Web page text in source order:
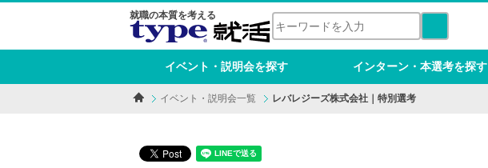
就職の本質を考える
イベント・説明会を探す インターン・本選考を探す
イベント・説明会一覧 レバレジーズ株式会社｜特別選考